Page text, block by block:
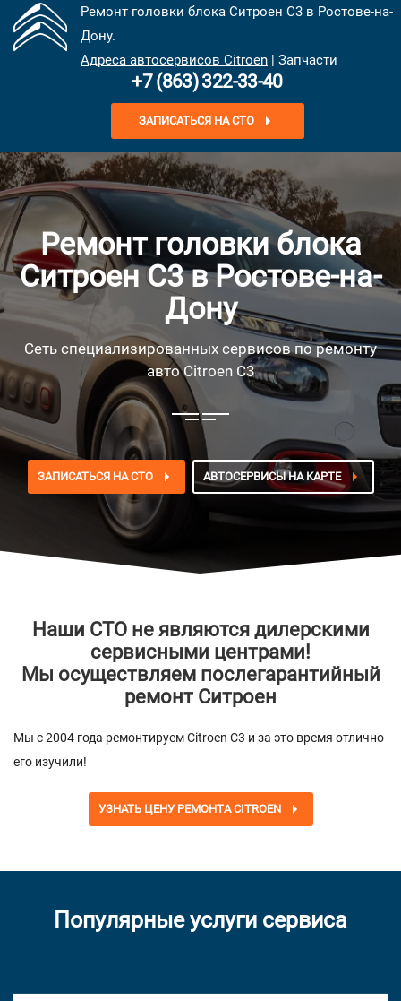
Ремонт головки блока Ситроен С3 в Ростове-на-
Дону.
Адреса автосервисов Citroen | Запчасти
+7 (863) 322-33-40
ЗАПИСАТЬСЯ НА СТО
Ремонт головки блока
Ситроен С3 в Ростове-на-
Дону
Сеть специализированных сервисов по ремонту
авто Citroen C3
ЗАПИСАТЬСЯ НА СТО АВТОСЕРВИСЫ НА КАРТЕ
Наши СТО не являются дилерскими
сервисными центрами!
Мы осуществляем послегарантийный
ремонт Ситроен
Мы с 2004 года ремонтируем Citroen C3 и за это время отлично
его изучили!
УЗНАТЬ ЦЕНУ РЕМОНТА CITROEN
Популярные услуги сервиса